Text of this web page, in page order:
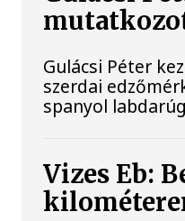
Gulácsi Péter
szerdai
spanyol
Vizes Eb: